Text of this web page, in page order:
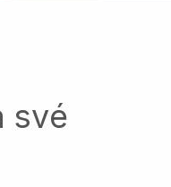
své